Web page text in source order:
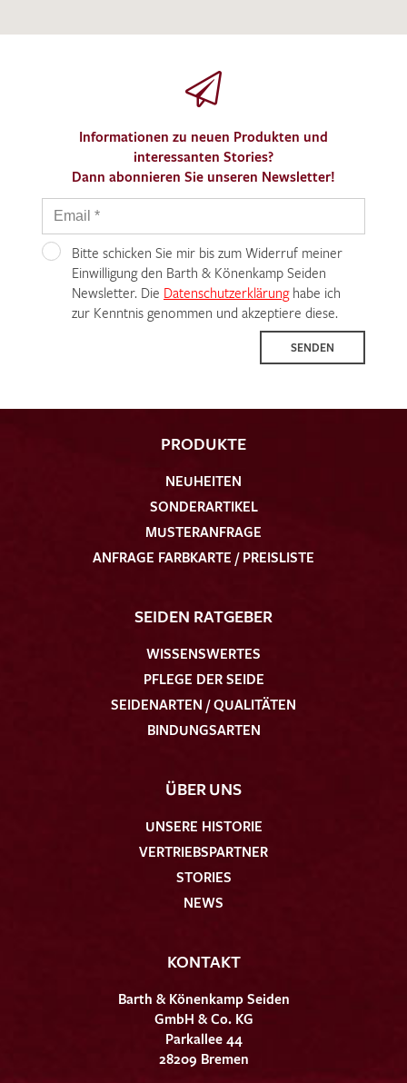
Informationen zu neuen Produkten und
interessanten Stories?
Dann abonnieren Sie unseren Newsletter!
Bitte schicken Sie mir bis zum Widerruf meiner
Einwilligung den Barth & Könenkamp Seiden
Newsletter. Die Datenschutzerklärunghabe ich
zur Kenntnis genommen und akzeptiere diese.
SENDEN
PRODUKTE
NEUHEITEN
SONDERARTIKEL
MUSTERANFRAGE
ANFRAGE FARBKARTE / PREISLISTE
SEIDEN RATGEBER
WISSENSWERTES
PFLEGE DER SEIDE
SEIDENARTEN / QUALITÄTEN
BINDUNGSARTEN
ÜBER UNS
UNSERE HISTORIE
VERTRIEBSPARTNER
STORIES
NEWS
KONTAKT
Barth & Könenkamp Seiden
GmbH & Co. KG
Parkallee 44
28209 Bremen